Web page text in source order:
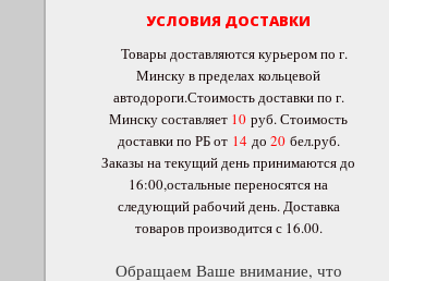
УСЛОВИЯ ДОСТАВКИ
Товары доставляются курьером по г.
Минску в пределах кольцевой
автодороги.Стоимость доставки по г.
Минску составляет 10 руб. Стоимость
доставки по РБ от 14до 20 бел.руб.
Заказы на текущий день принимаются до
16:00,остальные переносятся на
следующий рабочий день. Доставка
товаров производится с 16.00.
Обращаем Ваше внимание, что